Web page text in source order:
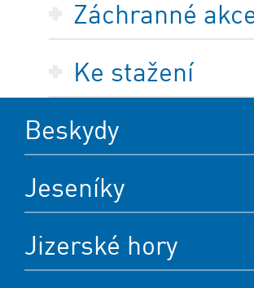
Záchranné
Ke stažení
Beskydy
Jeseníky
Jizerské hory